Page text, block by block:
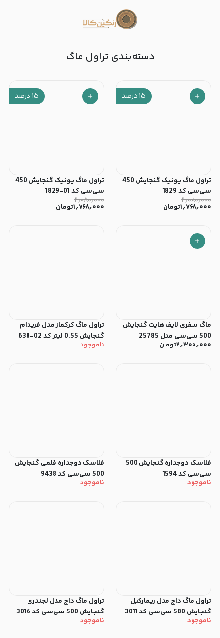
دسته‌بندی تراول ماگ
۱۵ درصد
تراول ماگ یونیک گنجایش 450
سی‌سی کد 1829
۲٫۰۸۰٫۰۰۰
۱٫۷۶۸٫۰۰۰تومان
۱۵ درصد
تراول ماگ یونیک گنجایش 450
سی‌سی کد 01-1829
۲٫۰۸۰٫۰۰۰
۱٫۷۶۸٫۰۰۰تومان
ماگ سفری لایف هایت گنجایش
500 سی‌سی مدل 25785
۲٫۳۰۰٫۰۰۰تومان
تراول ماگ کرکماز مدل فریدام
گنجایش 0.55 لیتر کد 02-638
ناموجود
فلاسک دوجداره گنجایش 500
سی‌سی کد 1594
ناموجود
فلاسک دوجداره قلمی گنجایش
500 سی‌سی کد 9438
ناموجود
تراول ماگ داج مدل ریمارکبل
گنجایش 580 سی‌سی کد 3011
ناموجود
تراول ماگ داج مدل لجندری
گنجایش 500 سی‌سی کد 3016
ناموجود